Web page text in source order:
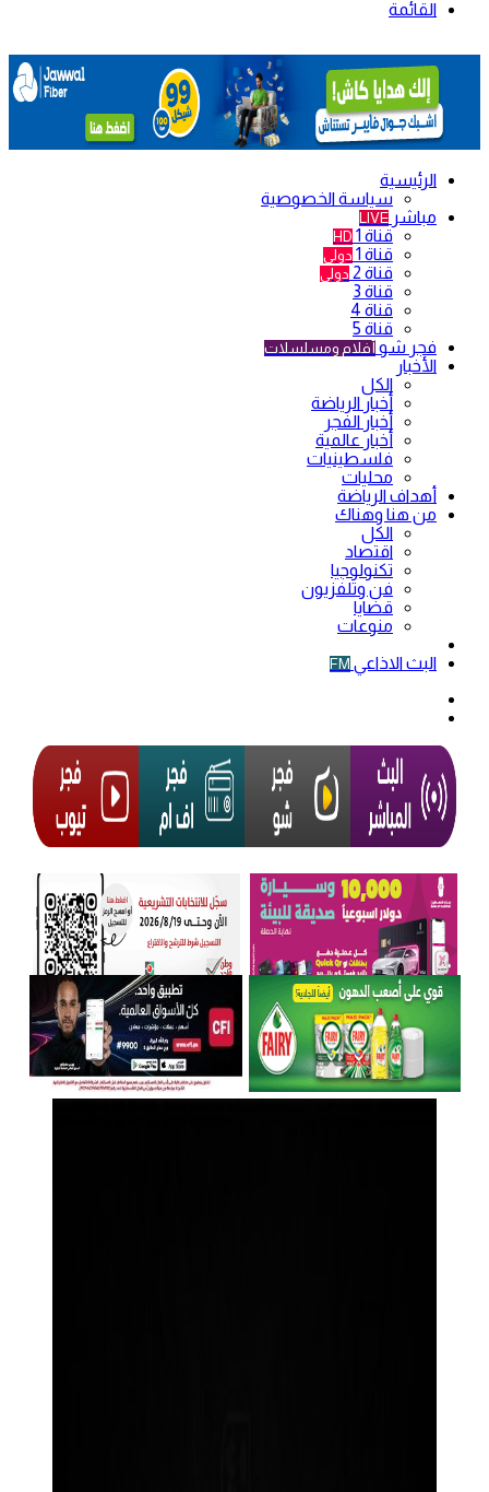
القائمة
الرئيسية
سياسة الخصوصية
مباشر LIVE
قناة 1 HD
قناة 1 دولي
قناة 2 دولي
قناة 3
قناة 4
قناة 5
فجر شو أفلام ومسلسلات
الأخبار
الكل
أخبار الرياضة
أخبار الفجر
أخبار عالمية
فلسطينيات
محليات
أهداف الرياضة
من هنا وهناك
الكل
اقتصاد
تكنولوجيا
فن وتلفزيون
قضايا
منوعات
البث الاذاعي FM